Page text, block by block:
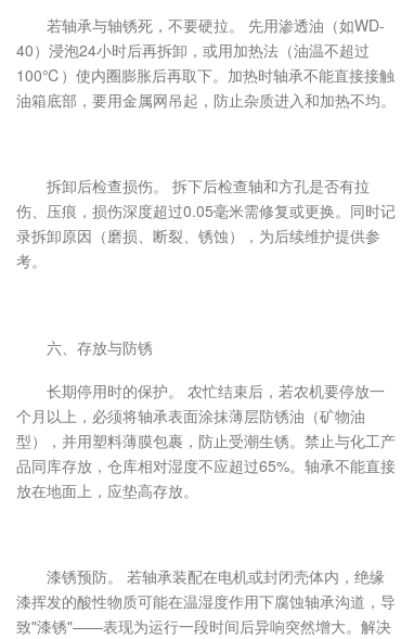
若轴承与轴锈死，不要硬拉。 先用渗透油（如WD-
40）浸泡24小时后再拆卸，或用加热法（油温不超过
100℃）使内圈膨胀后再取下。加热时轴承不能直接接触
油箱底部，要用金属网吊起，防止杂质进入和加热不均。
拆卸后检查损伤。 拆下后检查轴和方孔是否有拉
伤、压痕，损伤深度超过0.05毫米需修复或更换。同时记
录拆卸原因（磨损、断裂、锈蚀），为后续维护提供参
考。
六、存放与防锈
长期停用时的保护。 农忙结束后，若农机要停放一
个月以上，必须将轴承表面涂抹薄层防锈油（矿物油
型），并用塑料薄膜包裹，防止受潮生锈。禁止与化工产
品同库存放，仓库相对湿度不应超过65%。轴承不能直接
放在地面上，应垫高存放。
漆锈预防。 若轴承装配在电机或封闭壳体内，绝缘
漆挥发的酸性物质可能在温湿度作用下腐蚀轴承沟道，导
致"漆锈"——表现为运行一段时间后异响突然增大。解决